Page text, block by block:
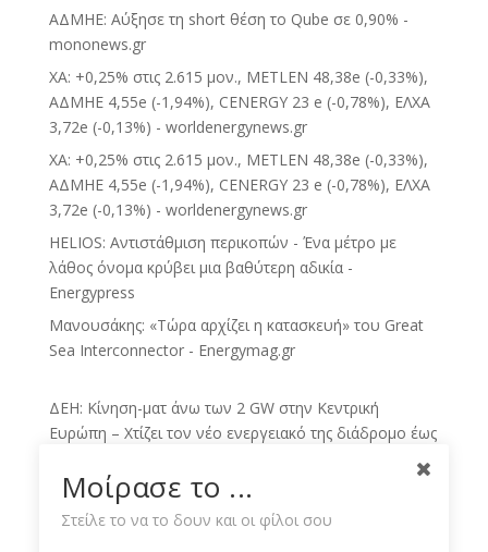
ΑΔΜΗΕ: Αύξησε τη short θέση το Qube σε 0,90% -
mononews.gr
ΧΑ: +0,25% στις 2.615 μον., METLEN 48,38e (-0,33%),
ΑΔΜΗΕ 4,55e (-1,94%), CENERGY 23 e (-0,78%), ΕΛΧΑ
3,72e (-0,13%) - worldenergynews.gr
ΧΑ: +0,25% στις 2.615 μον., METLEN 48,38e (-0,33%),
ΑΔΜΗΕ 4,55e (-1,94%), CENERGY 23 e (-0,78%), ΕΛΧΑ
3,72e (-0,13%) - worldenergynews.gr
HELIOS: Αντιστάθμιση περικοπών - Ένα μέτρο με
λάθος όνομα κρύβει μια βαθύτερη αδικία -
Energypress
Μανουσάκης: «Τώρα αρχίζει η κατασκευή» του Great
Sea Interconnector - Energymag.gr
ΔΕΗ: Κίνηση-ματ άνω των 2 GW στην Κεντρική
Ευρώπη – Χτίζει τον νέο ενεργειακό της διάδρομο έως
ΔΕΗ: Νέα συμφωνία για ΑΠΕ άνω των 2 GW στην
Πολωνία και την Ουγγαρία - sofokleous10.gr
Μοίρασε το ...
Στείλε το να το δουν και οι φίλοι σου